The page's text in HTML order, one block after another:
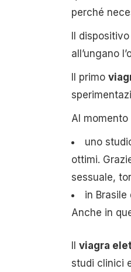
perché
Il
all’ungano
Il primo
Al
uno
ottimi.
sessuale,
in
Anche in
Il viagra
studi clinici